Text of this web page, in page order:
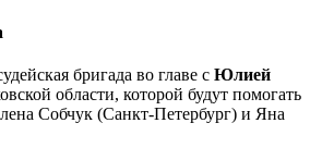
бригада во главе с Юлией
области, которой будут помогать
Собчук (Санкт-Петербург) и Яна